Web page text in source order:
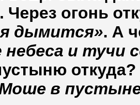
огонь
дымится». А
небеса и тучи
в пустыне